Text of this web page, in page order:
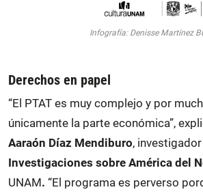
Infografía: Denisse Martínez
Derechos en papel
“El PTAT es muy complejo y por
únicamente la parte económica”,
Aaraón Díaz Mendiburo,
Investigaciones sobre América del
UNAM. “El programa es perverso